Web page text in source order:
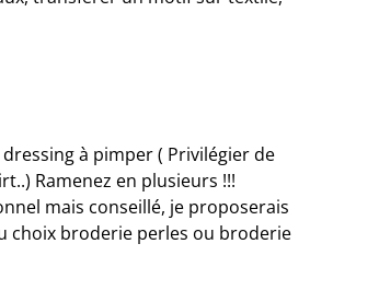
à pimper ( Privilégier de
Ramenez en plusieurs !!!
mais conseillé, je proposerais
choix broderie perles ou broderie